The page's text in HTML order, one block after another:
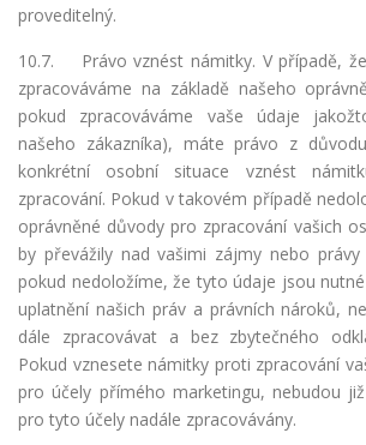
proveditelný.
10.7.
Právo vznést námitky. V případě,
zpracováváme na základě našeho
pokud zpracováváme vaše údaje
našeho zákazníka), máte právo z
konkrétní osobní situace vznést
zpracování. Pokud v takovém případě
oprávněné důvody pro zpracování vašich
by převážily nad vašimi zájmy nebo
pokud nedoložíme, že tyto údaje jsou
uplatnění našich práv a právních nároků,
dále zpracovávat a bez zbytečného
Pokud vznesete námitky proti zpracování
pro účely přímého marketingu, nebudou
pro tyto účely nadále zpracovávány.